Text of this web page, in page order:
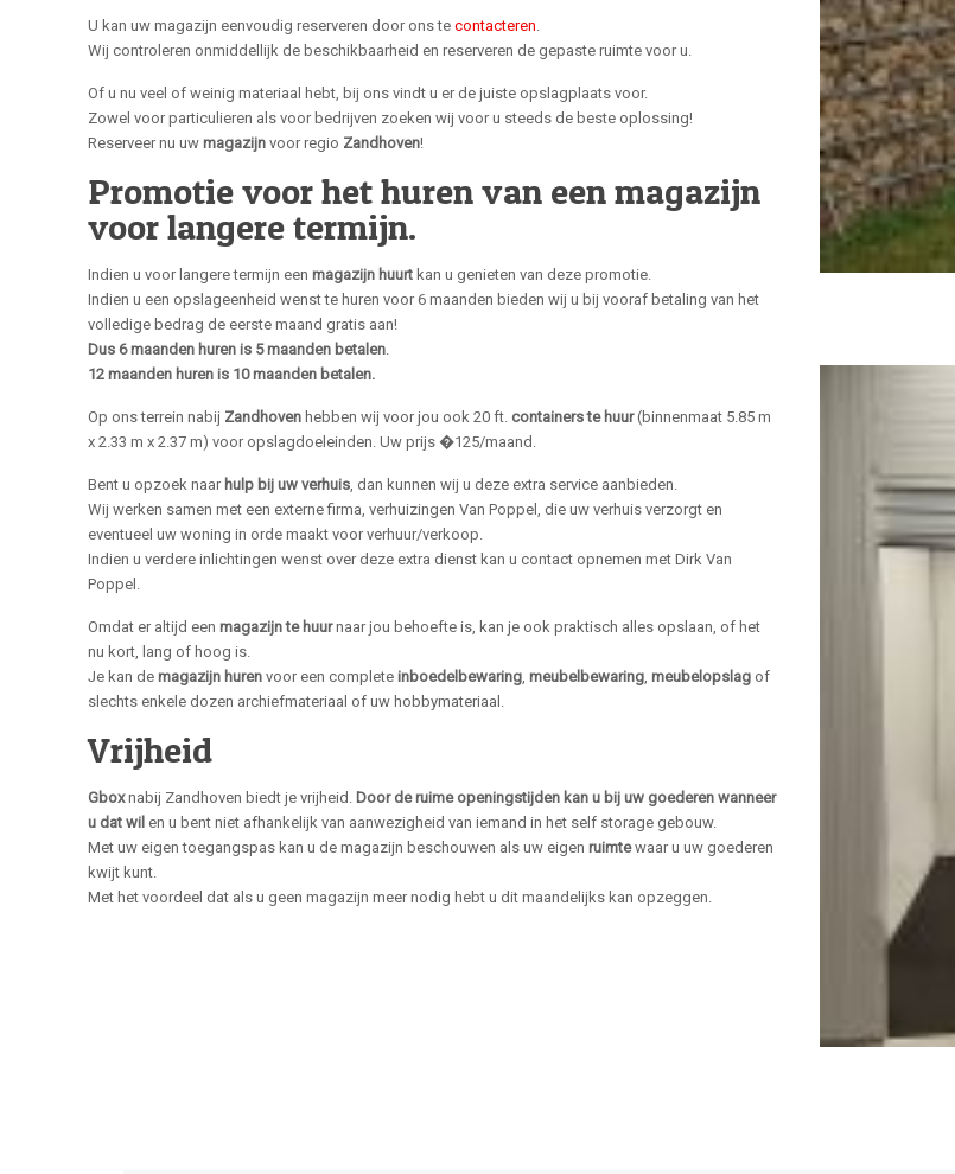
U kan uw magazijn eenvoudig reserveren door ons tecontacteren.
Wij controleren onmiddellijk de beschikbaarheid en reserveren de gepaste ruimte voor u.
Of u nu veel of weinig materiaal hebt, bij ons vindt u er de juiste opslagplaats voor.
Zowel voor particulieren als voor bedrijven zoeken wij voor u steeds de beste oplossing!
Reserveer nu uwmagazijn voor regio Zandhoven!
Promotie voor het huren van een magazijn
voor langere termijn.
Indien u voor langere termijn eenmagazijn huurt kan u genieten van deze promotie.
Indien u een opslageenheid wenst te huren voor 6 maanden bieden wij u bij vooraf betaling van het
volledige bedrag de eerste maand gratis aan!
Dus 6 maanden huren is 5 maanden betalen.
12 maanden huren is 10 maanden betalen.
Op ons terrein nabij Zandhoven hebben wij voor jou ook 20 ft. containers te huur(binnenmaat 5.85 m
x 2.33 m x 2.37 m) voor opslagdoeleinden. Uw prijs �125/maand.
Bent u opzoek naar hulp bij uw verhuis, dan kunnen wij u deze extra service aanbieden.
Wij werken samen met een externe firma, verhuizingen Van Poppel, die uw verhuis verzorgt en
eventueel uw woning in orde maakt voor verhuur/verkoop.
Indien u verdere inlichtingen wenst over deze extra dienst kan u contact opnemen met Dirk Van
Poppel.
Omdat er altijd eenmagazijn te huurnaar jou behoefte is, kan je ook praktisch alles opslaan, of het
nu kort, lang of hoog is.
Je kan demagazijn huren voor een completeinboedelbewaring,meubelbewaring,meubelopslag of
slechts enkele dozen archiefmateriaal of uw hobbymateriaal.
Vrijheid
Gboxnabij Zandhoven biedt je vrijheid. Door de ruime openingstijden kan u bij uw goederen wanneer
u dat wil en u bent niet afhankelijk van aanwezigheid van iemand in het self storage gebouw.
Met uw eigen toegangspas kan u de magazijn beschouwen als uw eigen ruimtewaar u uw goederen
kwijt kunt.
Met het voordeel dat als u geen magazijn meer nodig hebt u dit maandelijks kan opzeggen.